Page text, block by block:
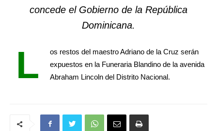
concede el Gobierno de la República
Dominicana.
L
os restos del maestro Adriano de la Cruz serán
expuestos en la Funeraria Blandino de la avenida
Abraham Lincoln del Distrito Nacional.